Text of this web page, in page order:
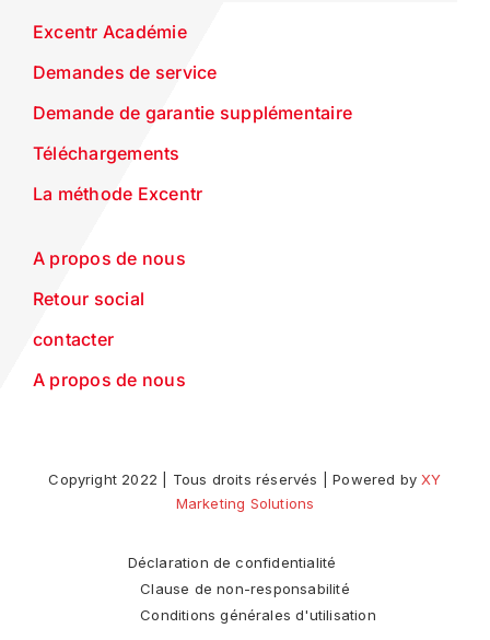
Excentr Académie
Demandes de service
Demande de garantie supplémentaire
Téléchargements
La méthode Excentr
A propos de nous
Retour social
contacter
A propos de nous
Copyright 2022 | Tous droits réservés | Powered byXY
Marketing Solutions
Déclaration de confidentialité
Clause de non-responsabilité
Conditions générales d'utilisation